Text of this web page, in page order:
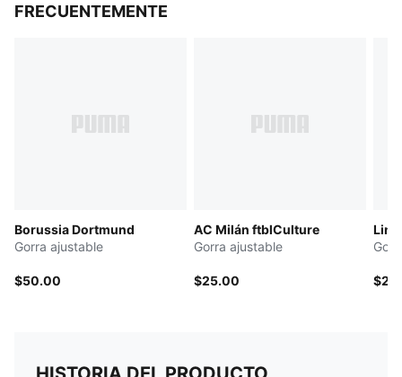
FRECUENTEMENTE
Borussia Dortmund
Gorra ajustable
$50.00
AC Milán ftblCulture
Gorra ajustable
$25.00